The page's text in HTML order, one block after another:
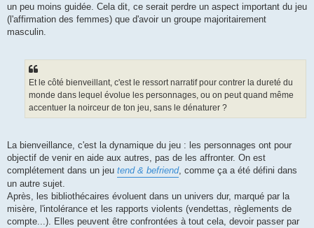
un peu moins guidée. Cela dit, ce serait perdre un aspect important du jeu
(l'affirmation des femmes) que d'avoir un groupe majoritairement
masculin.
Et le côté bienveillant, c'est le ressort narratif pour contrer la dureté du
monde dans lequel évolue les personnages, ou on peut quand même
accentuer la noirceur de ton jeu, sans le dénaturer ?
La bienveillance, c'est la dynamique du jeu : les personnages ont pour
objectif de venir en aide aux autres, pas de les affronter. On est
complétement dans un jeu tend & befriend, comme ça a été défini dans
un autre sujet.
Après, les bibliothécaires évoluent dans un univers dur, marqué par la
misère, l'intolérance et les rapports violents (vendettas, règlements de
compte...). Elles peuvent être confrontées à tout cela, devoir passer par